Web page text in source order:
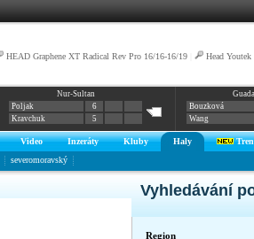
HEAD Graphene XT Radical Rev Pro 16/16-16/19 Head
Nur-Sultan
Poljak
6
Kravchuk
5
Bouzková
Wang
Video Inzeráty Kluby Haly
severomoravský
Vyhledávání
Region